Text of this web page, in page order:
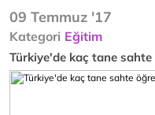
09 Temmuz '17
Kategori Eğitim
Türkiye'de kaç tane